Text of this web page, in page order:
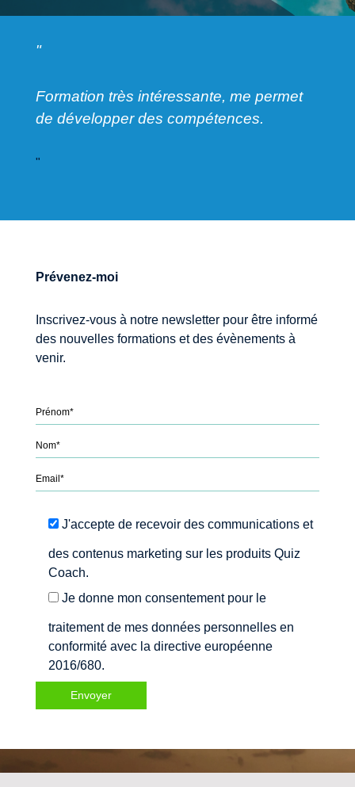
"
Formation très intéressante, me permet
de développer des compétences.
"
Prévenez-moi
Inscrivez-vous à notre newsletter pour être informé
des nouvelles formations et des évènements à
venir.
J'accepte de recevoir des communications et
des contenus marketing sur les produits Quiz
Coach.
Je donne mon consentement pour le
traitement de mes données personnelles en
conformité avec la directive européenne
2016/680.